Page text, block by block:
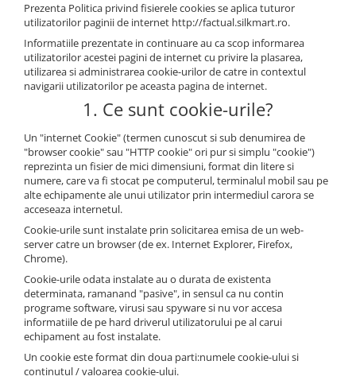
Prezenta Politica privind fisierele cookies se aplica tuturor
utilizatorilor paginii de internet http://factual.silkmart.ro.
Informatiile prezentate in continuare au ca scop informarea
utilizatorilor acestei pagini de internet cu privire la plasarea,
utilizarea si administrarea cookie-urilor de catre in contextul
navigarii utilizatorilor pe aceasta pagina de internet.
1. Ce sunt cookie-urile?
Un "internet Cookie" (termen cunoscut si sub denumirea de
"browser cookie" sau "HTTP cookie" ori pur si simplu "cookie")
reprezinta un fisier de mici dimensiuni, format din litere si
numere, care va fi stocat pe computerul, terminalul mobil sau pe
alte echipamente ale unui utilizator prin intermediul carora se
acceseaza internetul.
Cookie-urile sunt instalate prin solicitarea emisa de un web-
server catre un browser (de ex. Internet Explorer, Firefox,
Chrome).
Cookie-urile odata instalate au o durata de existenta
determinata, ramanand "pasive", in sensul ca nu contin
programe software, virusi sau spyware si nu vor accesa
informatiile de pe hard driverul utilizatorului pe al carui
echipament au fost instalate.
Un cookie este format din doua parti:numele cookie-ului si
continutul / valoarea cookie-ului.